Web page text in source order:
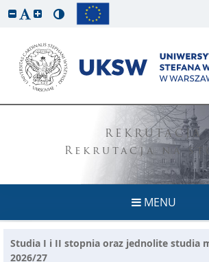
REKRUTACJA
Rekrutacja na
MENU
Studia I i II stopnia oraz jednolite studia
2026/27